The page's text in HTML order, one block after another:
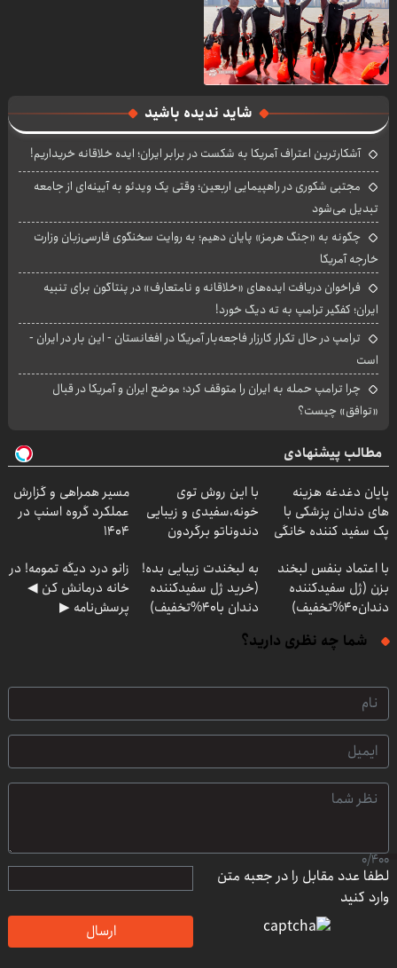
شاید ندیده باشید
آشکارترین اعتراف آمریکا به شکست در برابر ایران؛ ایده خلاقانه خریداریم!
مجتبی شکوری در راهپیمایی اربعین؛ وقتی یک ویدئو به آیینه‌ای از جامعه
تبدیل می‌شود
چگونه به «جنگ هرمز» پایان دهیم؛ به روایت سخنگوی فارسی‌زبان وزارت
خارجه آمریکا
فراخوان دریافت ایده‌های «خلاقانه و نامتعارف» در پنتاگون برای تنبیه
ایران؛ کفگیر ترامپ به ته دیگ خورد!
ترامپ در حال تکرار کارزار فاجعه‌بار آمریکا در افغانستان - این بار در ایران -
است
چرا ترامپ حمله به ایران را متوقف کرد؛ موضع ایران و آمریکا در قبال
«توافق» چیست؟
مطالب پیشنهادی
پایان دغدغه هزینه
های دندان پزشکی با
پک سفید کننده خانگی
با این روش توی
خونه،سفیدی و زیبایی
دندوناتو برگردون
مسیر همراهی و گزارش
عملکرد گروه اسنپ در
۱۴۰۴
با اعتماد بنفس لبخند
بزن (ژل سفیدکننده
دندان40%تخفیف)
به لبخندت زیبایی بده!
(خرید ژل سفیدکننده
دندان با40%تخفیف)
زانو درد دیگه تمومه! در
خانه درمانش کن ◀
پرسش‌نامه ▶
شما چه نظری دارید؟
0/400
لطفا عدد مقابل را در جعبه متن
وارد کنید
ارسال